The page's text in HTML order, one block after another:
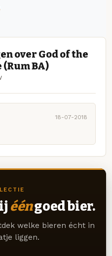
over God of the
BA)
18-07-2018
ééngoed bier.
welke bieren écht in
liggen.